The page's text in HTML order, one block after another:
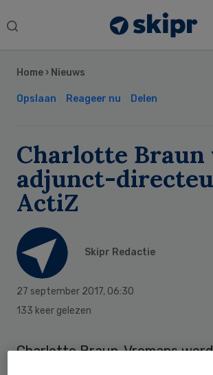
Search
Home › Nieuws
Opslaan Reageer nu Delen
Charlotte
adjunct-
ActiZ
Skipr Redactie
27 september 2017, 06:30
133 keer gelezen
Charlotte Braun-Vromans
Sidebar